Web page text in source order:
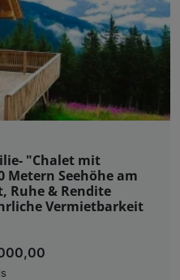
"Chalet mit
Metern Seehöhe am
Ruhe & Rendite
Vermietbarkeit